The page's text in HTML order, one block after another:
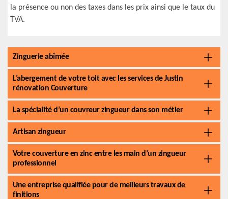
la présence ou non des taxes dans les prix ainsi que le taux du
TVA.
Zinguerie abîmée
L’abergement de votre toit avec les services de Justin
rénovation Couverture
La spécialité d’un couvreur zingueur dans son métier
Artisan zingueur
Votre couverture en zinc entre les main d’un zingueur
professionnel
Une entreprise qualifiée pour de meilleurs travaux de
finitions